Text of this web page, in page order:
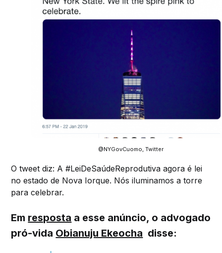
@NYGovCuomo, Twitter
O tweet diz: A #LeiDeSaúdeReprodutiva agora é lei
no estado de Nova Iorque. Nós iluminamos a torre
para celebrar.
Em resposta a esse anúncio, o advogado
pró-vida Obianuju Ekeocha disse: